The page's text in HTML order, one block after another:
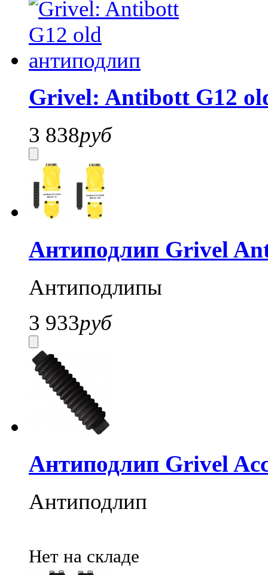
Grivel: Antibott G12
3 838руб
Антиподлип Grivel
Антиподлипы
3 933руб
Антиподлип Grivel
Антиподлип
Нет на складе